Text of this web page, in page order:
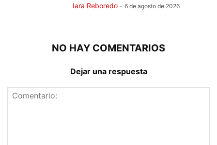
Iara Reboredo - 6 de agosto de 2026
NO HAY COMENTARIOS
Dejar una respuesta